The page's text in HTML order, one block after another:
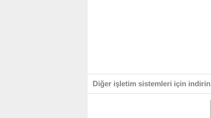
Diğer işletim sistemleri için indirin